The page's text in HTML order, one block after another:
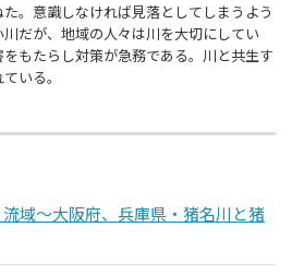
。意識しなければ見落としてしまうよう
だが、地域の人々は川を大切にしてい
もたらし対策が急務である。川と共生す
いる。
域～大阪府、兵庫県・猪名川と猪